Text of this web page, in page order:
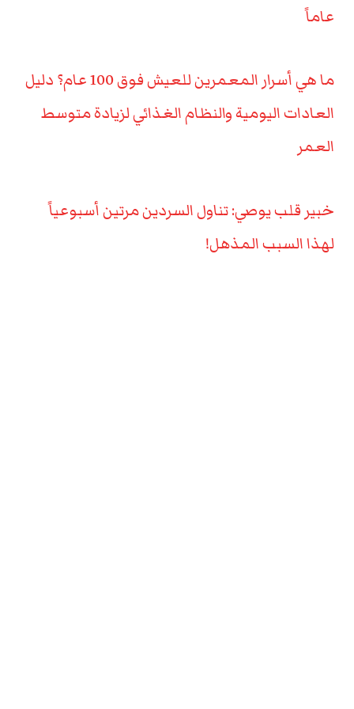
عاماً
ما هي أسرار المعمرين للعيش فوق 100 عام؟ دليل
العادات اليومية والنظام الغذائي لزيادة متوسط
العمر
خبير قلب يوصي: تناول السردين مرتين أسبوعياً
لهذا السبب المذهل!